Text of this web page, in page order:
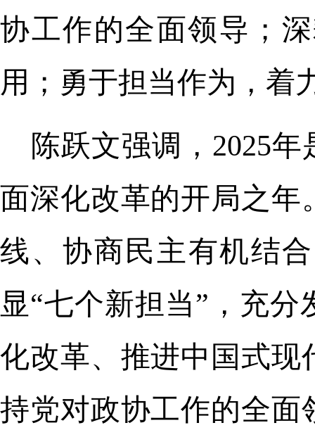
协工作的全面领导；
用；勇于担当作为，着
陈跃文强调，2025
面深化改革的开局之年
线、协商民主有机结
显“七个新担当”，充
化改革、推进中国式现
持党对政协工作的全面